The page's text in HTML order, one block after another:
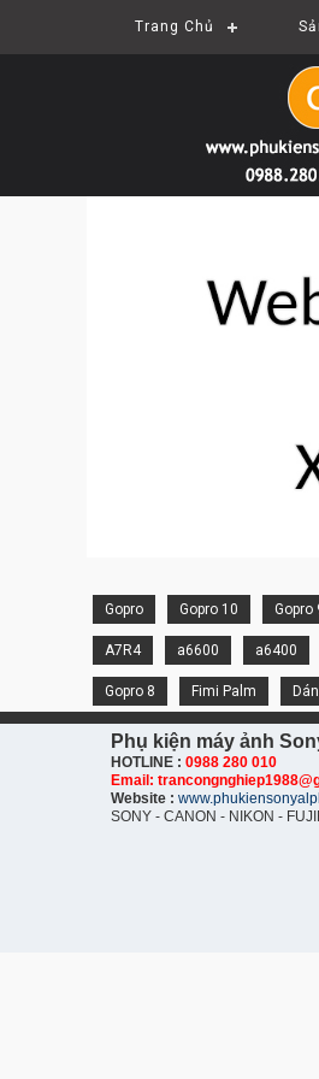
Trang Chủ
Gopro Gopro 10 Gopro
A7R4 a6600 a6400
Gopro 8 Fimi Palm
Phụ kiện máy ảnh
HOTLINE : 0988 280 010
Email:
Website :
SONY - CANON - NIKON -